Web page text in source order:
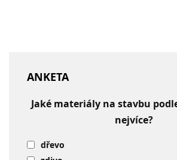
ANKETA
Jaké materiály na stavbu
nejvíce?
dřevo